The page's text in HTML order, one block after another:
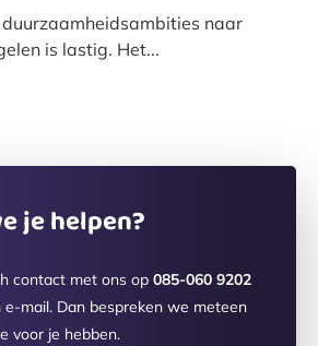
naar
is lastig. Het...
je helpen?
contact met ons op 085-060 9202
mail. Dan bespreken we meteen
voor je hebben.